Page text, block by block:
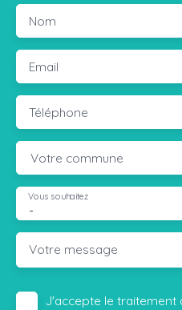
Nom
Email
Téléphone
Votre commune
-
Vous souhaitez
Votre message
J'accepte le traitement